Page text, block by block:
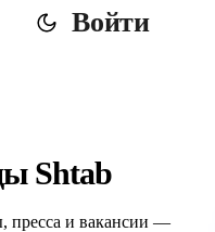
Войти
Shtab
пресса и вакансии —